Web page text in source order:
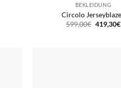
BEKLEIDUNG
Circolo
599,00€
Preis
419,30€